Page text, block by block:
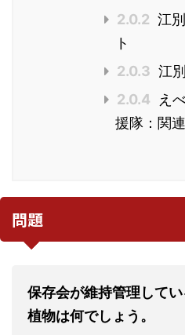
2.0.2 江
ト
2.0.3 江
2.0.4
え
援隊：関
問題
保存会が維持管理して
植物は何でしょう。